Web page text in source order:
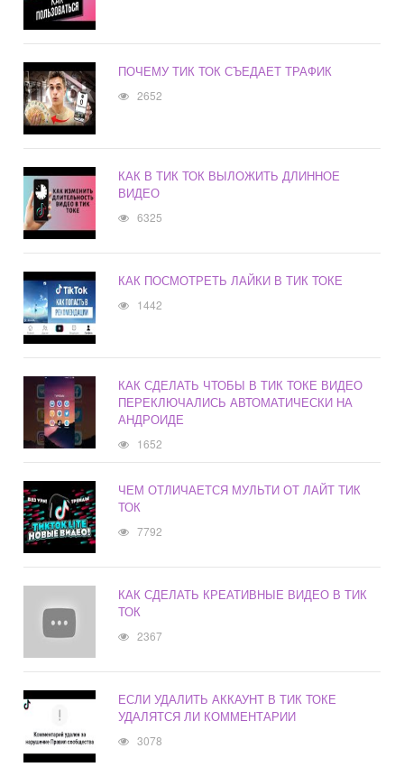
ПОЧЕМУ ТИК ТОК СЪЕДАЕТ ТРАФИК
2652
КАК В ТИК ТОК ВЫЛОЖИТЬ ДЛИННОЕ
ВИДЕО
6325
КАК ПОСМОТРЕТЬ ЛАЙКИ В ТИК ТОКЕ
1442
КАК СДЕЛАТЬ ЧТОБЫ В ТИК ТОКЕ ВИДЕО
ПЕРЕКЛЮЧАЛИСЬ АВТОМАТИЧЕСКИ НА
АНДРОИДЕ
1652
ЧЕМ ОТЛИЧАЕТСЯ МУЛЬТИ ОТ ЛАЙТ ТИК
ТОК
7792
КАК СДЕЛАТЬ КРЕАТИВНЫЕ ВИДЕО В ТИК
ТОК
2367
ЕСЛИ УДАЛИТЬ АККАУНТ В ТИК ТОКЕ
УДАЛЯТСЯ ЛИ КОММЕНТАРИИ
3078